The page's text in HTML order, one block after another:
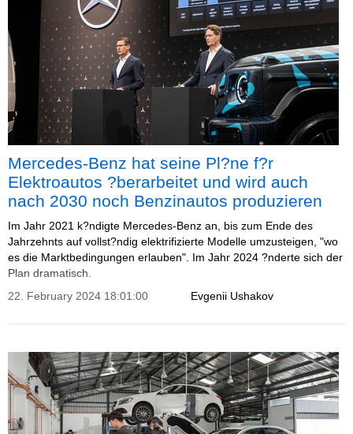
Mercedes-Benz hat seine Pl?ne f?r
Elektroautos ?berarbeitet und wird auch
nach 2030 noch Benzinautos produzieren
Im Jahr 2021 k?ndigte Mercedes-Benz an, bis zum Ende des
Jahrzehnts auf vollst?ndig elektrifizierte Modelle umzusteigen, "wo
es die Marktbedingungen erlauben". Im Jahr 2024 ?nderte sich der
Plan dramatisch.
Evgenii Ushakov
22. February 2024 18:01:00